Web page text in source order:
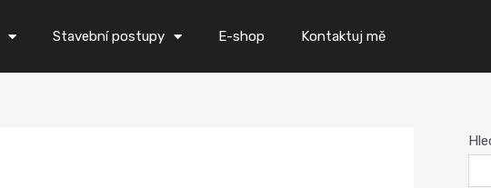
Stavební postupy E-shop Kontaktuj mě